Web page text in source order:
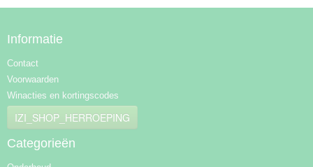
Informatie
Contact
Voorwaarden
Winacties en kortingscodes
IZI_SHOP_HERROEPING
Categorieën